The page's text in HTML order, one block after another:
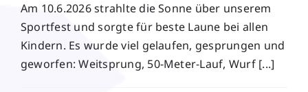
Am 10.6.2026 strahlte die Sonne über unserem
Sportfest und sorgte für beste Laune bei allen
Kindern. Es wurde viel gelaufen, gesprungen und
geworfen: Weitsprung, 50-Meter-Lauf, Wurf [...]